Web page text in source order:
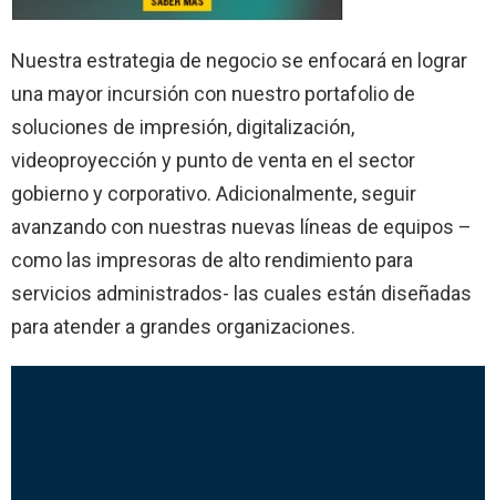
Nuestra estrategia de negocio se enfocará en lograr
una mayor incursión con nuestro portafolio de
soluciones de impresión, digitalización,
videoproyección y punto de venta en el sector
gobierno y corporativo. Adicionalmente, seguir
avanzando con nuestras nuevas líneas de equipos –
como las impresoras de alto rendimiento para
servicios administrados- las cuales están diseñadas
para atender a grandes organizaciones.